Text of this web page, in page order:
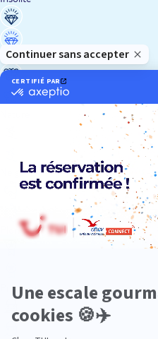
Luxe
Neige
Plongée
Premium